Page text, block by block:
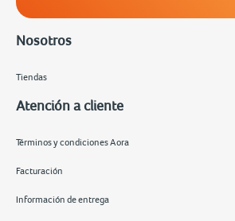
Nosotros
Tiendas
Atención a cliente
Términos y condiciones Aora
Facturación
Información de entrega